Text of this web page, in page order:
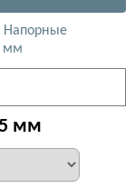
Напорные
мм
мм